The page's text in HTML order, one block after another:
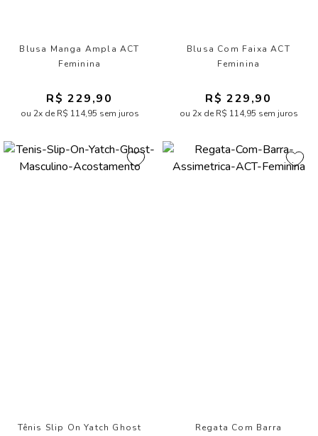
Blusa Manga Ampla ACT
Feminina
R$ 229,90
ou 2x de R$ 114,95 sem juros
Blusa Com Faixa ACT
Feminina
R$ 229,90
ou 2x de R$ 114,95 sem juros
Tênis Slip On Yatch Ghost
Regata Com Barra